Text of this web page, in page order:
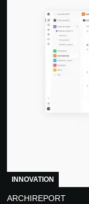
INNOVATION
ARCHIREPORT